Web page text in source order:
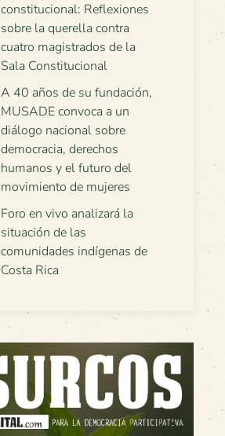
constitucional: Reflexiones
sobre la querella contra
cuatro magistrados de la
Sala Constitucional
A 40 años de su fundación,
MUSADE convoca a un
diálogo nacional sobre
democracia, derechos
humanos y el futuro del
movimiento de mujeres
Foro en vivo analizará la
situación de las
comunidades indígenas de
Costa Rica